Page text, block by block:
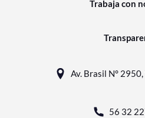
Trabaja con
Av. Brasil N°
56 32